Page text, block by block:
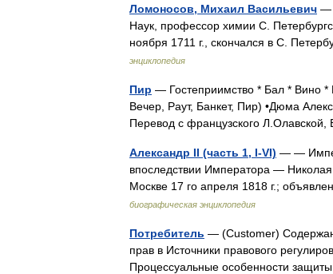
Ломоносов, Михаил Васильевич —
Наук, профессор химии С.
ноября 1711 г., скончался в С.
энциклопедия
Пир — Гостеприимство * Бал * Вино *
Вечер, Раут, Банкет, Пир) •Дюма
Перевод с французского
Александр II (часть 1, I-VI) — —
впоследствии Императора —
Москве 17 го апреля 1818 г.;
биографическая энциклопедия
Потребитель — (Сustomer)
прав в Источники правового
Процессуальные особенности